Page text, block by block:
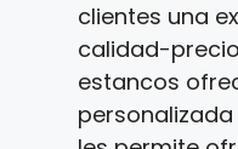
clientes una
calidad-
estancos